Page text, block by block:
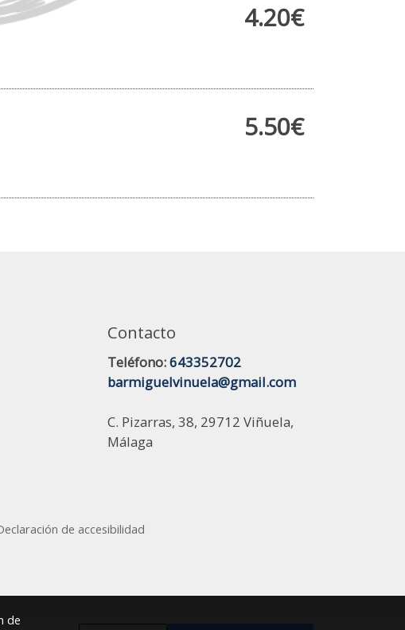
4.20€
5.50€
Contacto
Teléfono:643352702
barmiguelvinuela@gmail.com
C. Pizarras, 38, 29712 Viñuela,
Málaga
de accesibilidad
de